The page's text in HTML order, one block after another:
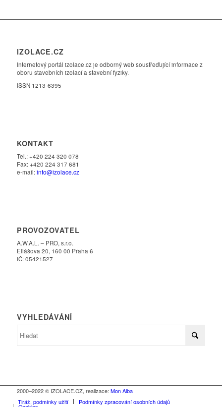
IZOLACE.CZ
Internetový portál izolace.cz je odborný web soustřeďující informace z
oboru stavebních izolací a stavební fyziky.
ISSN 1213-6395
KONTAKT
Tel.: +420 224 320 078
Fax: +420 224 317 681
e-mail:info@izolace.cz
PROVOZOVATEL
A.W.A.L. – PRO, s.r.o.
Eliášova 20, 160 00 Praha 6
IČ: 05421527
VYHLEDÁVÁNÍ
2000–2022 © IZOLACE.CZ, realizace: Mon Alba
Tiráž, podmínky užití
Podmínky zpracování osobních údajů